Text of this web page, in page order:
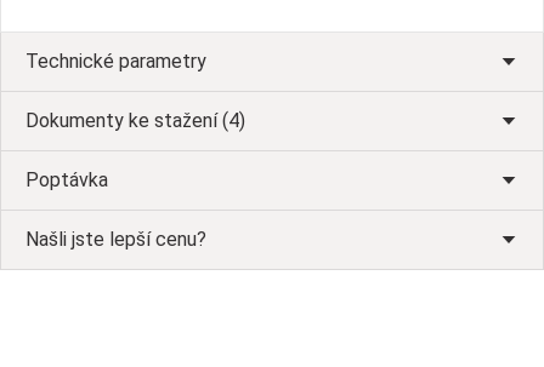
Technické parametry
Dokumenty ke stažení (4)
Poptávka
Našli jste lepší cenu?